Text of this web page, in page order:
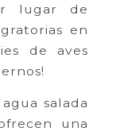
lugar de
en
de aves
salada
una